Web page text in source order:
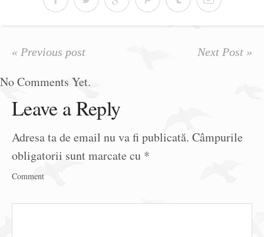
« Previous post Next Post »
No Comments Yet.
Leave a Reply
Adresa ta de email nu va fi publicată. Câmpurile
obligatorii sunt marcate cu *
Comment